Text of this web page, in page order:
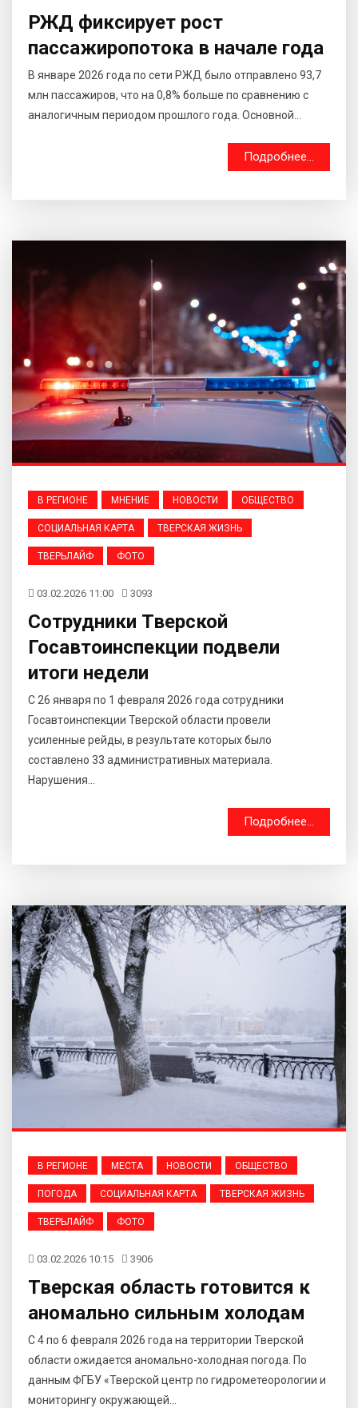
РЖД фиксирует рост
пассажиропотока в начале года
В январе 2026 года по сети РЖД было отправлено 93,7
млн пассажиров, что на 0,8% больше по сравнению с
аналогичным периодом прошлого года. Основной...
Подробнее...
В РЕГИОНЕ МНЕНИЕ НОВОСТИ ОБЩЕСТВО
СОЦИАЛЬНАЯ КАРТА ТВЕРСКАЯ ЖИЗНЬ
ТВЕРЬЛАЙФ ФОТО
03.02.2026 11:00 3093
Сотрудники Тверской
Госавтоинспекции подвели
итоги недели
С 26 января по 1 февраля 2026 года сотрудники
Госавтоинспекции Тверской области провели
усиленные рейды, в результате которых было
составлено 33 административных материала.
Нарушения...
Подробнее...
В РЕГИОНЕ МЕСТА НОВОСТИ ОБЩЕСТВО
ПОГОДА СОЦИАЛЬНАЯ КАРТА ТВЕРСКАЯ ЖИЗНЬ
ТВЕРЬЛАЙФ ФОТО
03.02.2026 10:15 3906
Тверская область готовится к
аномально сильным холодам
С 4 по 6 февраля 2026 года на территории Тверской
области ожидается аномально-холодная погода. По
данным ФГБУ «Тверской центр по гидрометеорологии и
мониторингу окружающей...